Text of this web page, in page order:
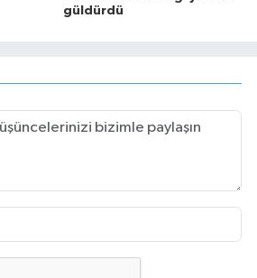
güldürdü